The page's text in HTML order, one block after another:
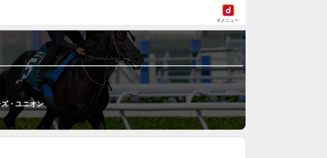
dメニュー
・ユニオン